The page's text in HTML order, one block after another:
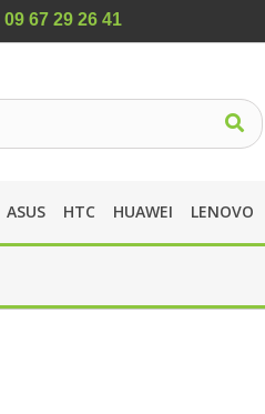
09 67 29 26 41
ASUS HTC HUAWEI LENOVO